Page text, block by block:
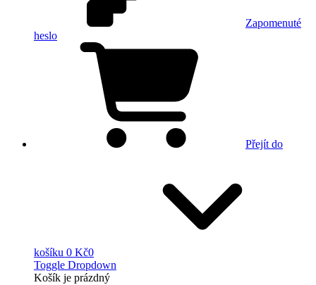
Zapomenuté
heslo
Přejít do
košíku 0 Kč0
Toggle Dropdown
Košík je prázdný